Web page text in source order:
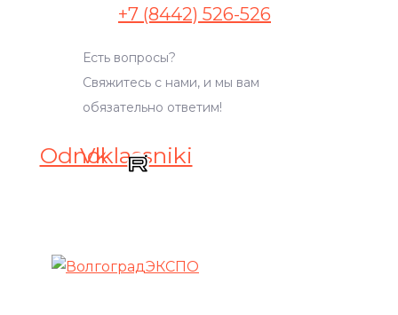
+7 (8442) 526-526
Есть вопросы?
Свяжитесь с нами, и мы вам
обязательно ответим!
Vk
Odnoklassniki